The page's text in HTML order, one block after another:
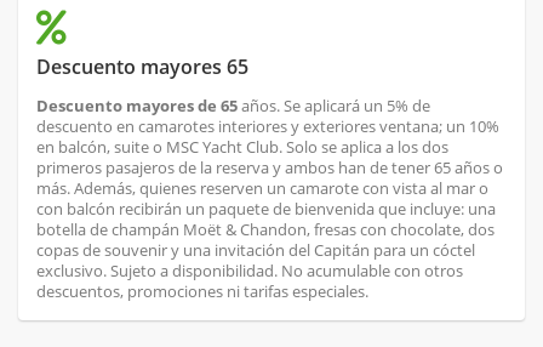
Descuento mayores 65
Descuento mayores de 65años. Se aplicará un 5% de
descuento en camarotes interiores y exteriores ventana; un 10%
en balcón, suite o MSC Yacht Club. Solo se aplica a los dos
primeros pasajeros de la reserva y ambos han de tener 65 años o
más. Además, quienes reserven un camarote con vista al mar o
con balcón recibirán un paquete de bienvenida que incluye: una
botella de champán Moët & Chandon, fresas con chocolate, dos
copas de souvenir y una invitación del Capitán para un cóctel
exclusivo. Sujeto a disponibilidad. No acumulable con otros
descuentos, promociones ni tarifas especiales.